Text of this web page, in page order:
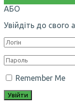
АБО
Увійдіть до свого
Remember Me